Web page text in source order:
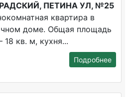
ПЕТИНА УЛ, №25
квартира в
доме. Общая площадь
кв. м, кухня...
Подробнее